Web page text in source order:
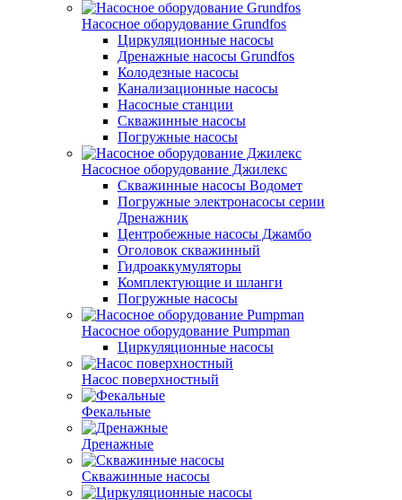
Насосное оборудование Grundfos
Циркуляционные насосы
Дренажные насосы Grundfos
Колодезные насосы
Канализационные насосы
Насосные станции
Скважинные насосы
Погружные насосы
Насосное оборудование Джилекс
Скважинные насосы Водомет
Погружные электронасосы серии
Дренажник
Центробежные насосы Джамбо
Оголовок скважинный
Гидроаккумуляторы
Комплектующие и шланги
Погружные насосы
Насосное оборудование Pumpman
Циркуляционные насосы
Насос поверхностный
Фекальные
Дренажные
Скважинные насосы